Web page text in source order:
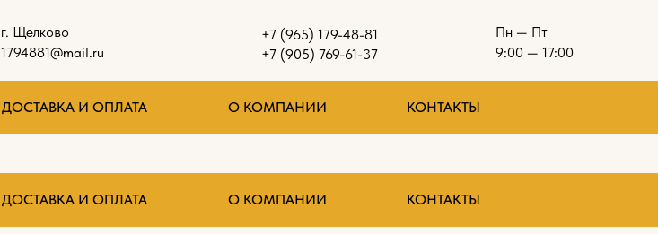
ДОСТАВКА И ОПЛАТА О КОМПАНИИ КОНТАКТЫ
г. Щелково
Пн — Пт
9:00 — 17:00
1794881@mail.ru +7 (905) 769-61-37
+7 (965) 179-48-81
ДОСТАВКА И ОПЛАТА О КОМПАНИИ КОНТАКТЫ